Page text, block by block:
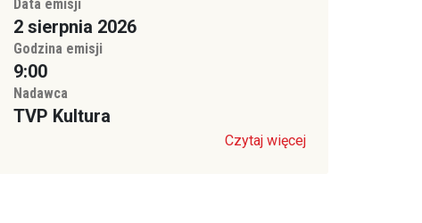
Data emisji
2 sierpnia 2026
Godzina emisji
9:00
Nadawca
TVP Kultura
Czytaj więcej